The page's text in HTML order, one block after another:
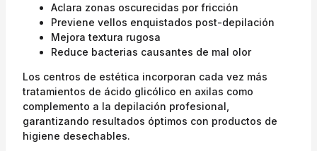
Aclara zonas oscurecidas por fricción
Previene vellos enquistados post-depilación
Mejora textura rugosa
Reduce bacterias causantes de mal olor
Los centros de estética incorporan cada vez más
tratamientos de ácido glicólico en axilas como
complemento a la depilación profesional,
garantizando resultados óptimos con productos de
higiene desechables.